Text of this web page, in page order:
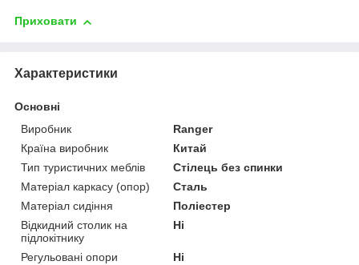
Приховати
Характеристики
Основні
Виробник
Ranger
Країна виробник
Китай
Тип туристичних меблів
Стілець без спинки
Матеріал каркасу (опор)
Сталь
Матеріал сидіння
Поліестер
Відкидний столик на
підлокітнику
Ні
Регульовані опори
Ні